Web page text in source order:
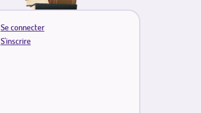
Se connecter
S'inscrire